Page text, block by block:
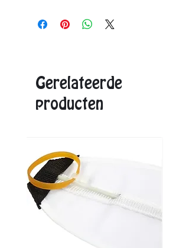
Vanaf 32 stuks: € 2,30
Exacte prijzen ontvangt u in de offerte.
Gerelateerde
producten